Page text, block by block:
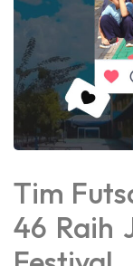
Tim
46 Raih